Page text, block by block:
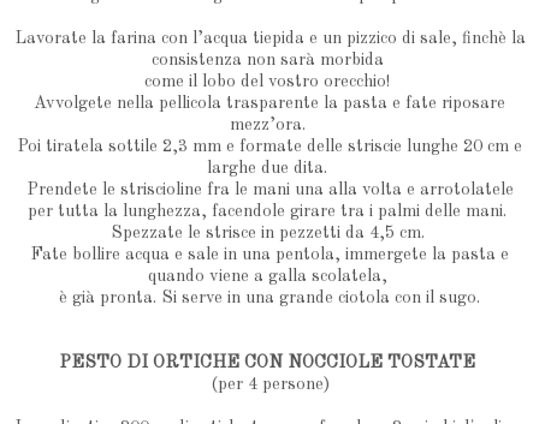
Lavorate la farina con l’acqua tiepida e un pizzico di sale, finchè la
consistenza non sarà morbida
come il lobo del vostro orecchio!
Avvolgete nella pellicola trasparente la pasta e fate riposare
mezz’ora.
Poi tiratela sottile 2,3 mm e formate delle striscie lunghe 20 cm e
larghe due dita.
Prendete le striscioline fra le mani una alla volta e arrotolatele
per tutta la lunghezza, facendole girare tra i palmi delle mani.
Spezzate le strisce in pezzetti da 4,5 cm.
Fate bollire acqua e sale in una pentola, immergete la pasta e
quando viene a galla scolatela,
è già pronta. Si serve in una grande ciotola con il sugo.
PESTO DI ORTICHE CON NOCCIOLE TOSTATE
(per 4 persone)